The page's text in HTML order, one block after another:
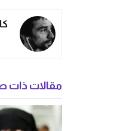
مقالات ذات